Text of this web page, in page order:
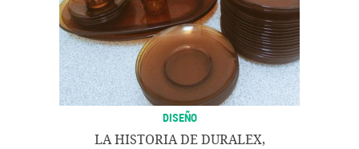
DISEÑO
LA HISTORIA DE DURALEX,